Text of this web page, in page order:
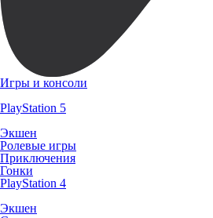
Игры и консоли
PlayStation 5
Экшен
Ролевые игры
Приключения
Гонки
PlayStation 4
Экшен